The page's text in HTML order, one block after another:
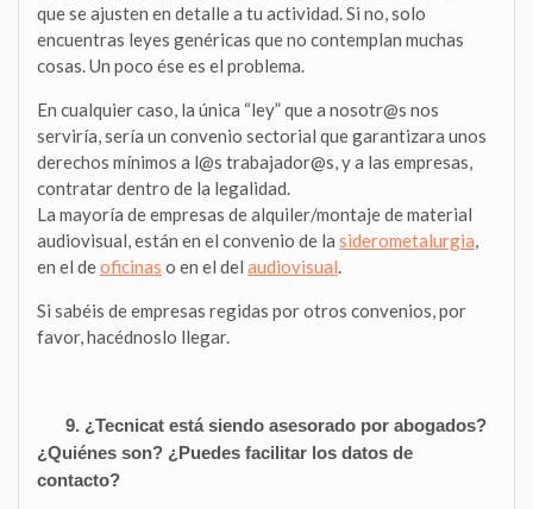
que se ajusten en detalle a tu actividad. Si no, solo
encuentras leyes genéricas que no contemplan muchas
cosas. Un poco ése es el problema.
En cualquier caso, la única “ley” que a nosotr@s nos
serviría, sería un convenio sectorial que garantizara unos
derechos mínimos a l@s trabajador@s, y a las empresas,
contratar dentro de la legalidad.
La mayoría de empresas de alquiler/montaje de material
audiovisual, están en el convenio de la siderometalurgia,
en el deoficinas o en el del audiovisual.
Si sabéis de empresas regidas por otros convenios, por
favor, hacédnoslo llegar.
9. ¿Tecnicat está siendo asesorado por abogados?
¿Quiénes son? ¿Puedes facilitar los datos de
contacto?